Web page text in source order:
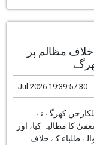
مظالم پر
30 Jul 2026 19:39:57